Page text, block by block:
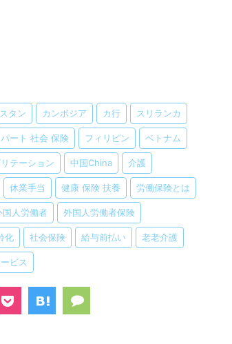
タン カンボジア カ行 スリランカ
パート 社会 保険 フィリピン ベトナム
テーション 中国China 介護
休業手当 健康 保険 扶養 労働保険とは
国人労働者 外国人労働者保険
化 社会保険 給与前払い 老老介護
ビス